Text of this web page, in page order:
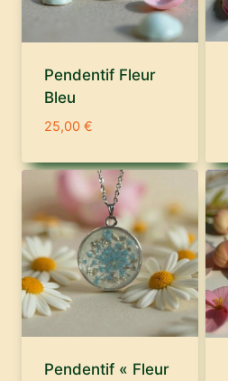
Pendentif Fleur
Bleu
25,00 €
Pendentif « Fleur